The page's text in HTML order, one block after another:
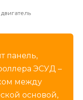
панель,
ЭСУД –
между
основой,